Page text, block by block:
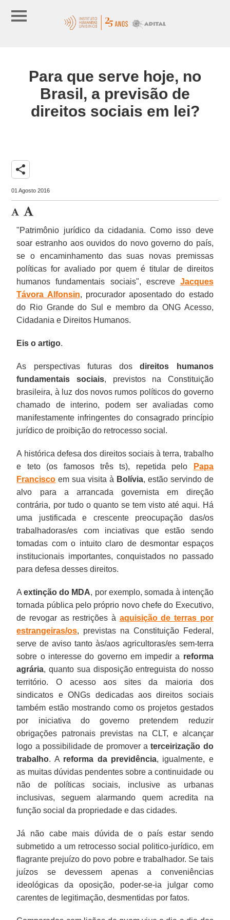
Para que serve hoje, no
Brasil, a previsão de
direitos sociais em lei?
share
01 Agosto 2016
"Patrimônio jurídico da cidadania. Como isso deve
soar estranho aos ouvidos do novo governo do país,
se o encaminhamento das suas novas premissas
políticas for avaliado por quem é titular de direitos
humanos fundamentais sociais", escreve Jacques
Távora Alfonsin, procurador aposentado do estado
do Rio Grande do Sul e membro da ONG Acesso,
Cidadania e Direitos Humanos.
Eis o artigo.
As perspectivas futuras dosdireitos humanos
fundamentais sociais, previstos na Constituição
brasileira, à luz dos novos rumos políticos do governo
chamado de interino, podem ser avaliadas como
manifestamente infringentes do consagrado princípio
jurídico de proibição do retrocesso social.
A histórica defesa dos direitos sociais à terra, trabalho
e teto (os famosos três ts), repetida pelo
Papa
Francisco em sua visita à Bolívia, estão servindo de
alvo para a arrancada governista em direção
contrária, por tudo o quanto se tem visto até aqui. Há
uma justificada e crescente preocupação das/os
trabalhadoras/es com inciativas que estão sendo
tomadas com o intuito claro de desmontar espaços
institucionais importantes, conquistados no passado
para defesa desses direitos.
Aextinção do MDA, por exemplo, somada à intenção
tornada pública pelo próprio novo chefe do Executivo,
de revogar as restrições à aquisição de terras por
estrangeiras/os, previstas na Constituição Federal,
serve de aviso tanto às/aos agricultoras/es sem-terra
sobre o interesse do governo em impedir a reforma
agrária, quanto sua disposição entreguista do nosso
território. O acesso aos sites da maioria dos
sindicatos e ONGs dedicadas aos direitos sociais
também estão mostrando como os projetos gestados
por iniciativa do governo pretendem reduzir
obrigações patronais previstas na CLT, e alcançar
logo a possibilidade de promover aterceirização do
trabalho. A reforma da previdência, igualmente, e
as muitas dúvidas pendentes sobre a continuidade ou
não de políticas sociais, inclusive as urbanas
inclusivas, seguem alarmando quem acredita na
função social da propriedade e das cidades.
Já não cabe mais dúvida de o país estar sendo
submetido a um retrocesso social politico-jurídico, em
flagrante prejuízo do povo pobre e trabalhador. Se tais
juízos se devessem apenas a conveniências
ideológicas da oposição, poder-se-ia julgar como
carentes de legitimação, desmentidas por fatos.